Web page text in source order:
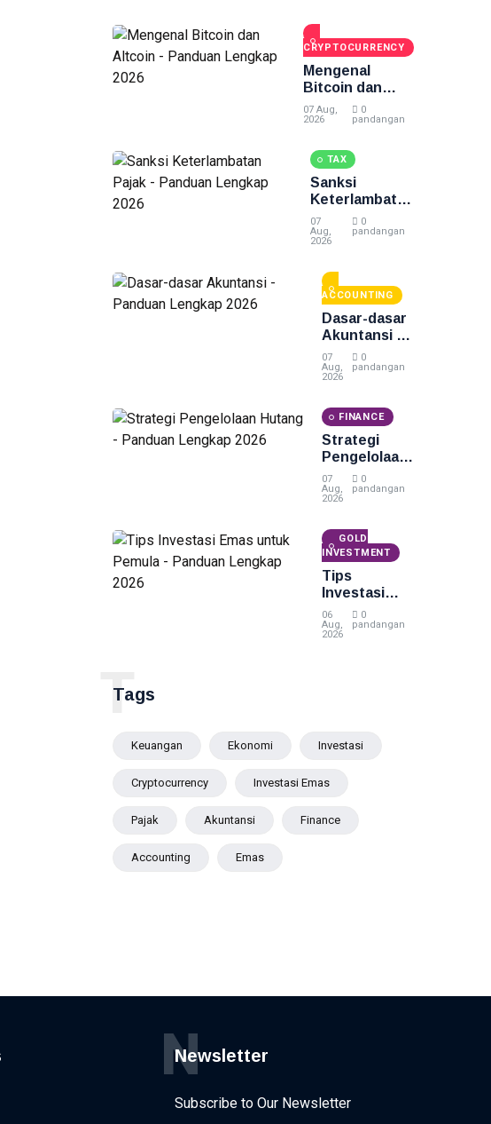
2026
CRYPTOCURRENCY
Mengenal
Bitcoin dan
Altcoin -
Panduan
07 Aug,
2026
0
pandangan
TAX
Sanksi
Keterlambatan
Pajak -
Panduan
07
Aug,
2026
0
pandangan
ACCOUNTING
Dasar-dasar
Akuntansi -
Panduan
Lengkap
07
Aug,
2026
0
pandangan
FINANCE
Strategi
Pengelolaan
Hutang -
Panduan
07
Aug,
2026
0
pandangan
GOLD
INVESTMENT
Tips
Investasi
Emas untuk
Pemula -
06
Aug,
2026
0
pandangan
Tags
T
Keuangan Ekonomi Investasi
Cryptocurrency Investasi Emas
Pajak Akuntansi Finance
Accounting Emas
Newsletter
N
Subscribe to Our Newsletter